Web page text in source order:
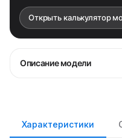
Открыть калькулятор
Описание модели
Характеристики